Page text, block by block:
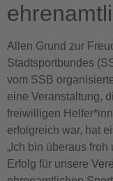
Allen Grund zur
Stadtsportbundes
vom SSB
eine Veranstaltung,
freiwilligen
erfolgreich war, hat
„Ich bin überaus
Erfolg für unsere